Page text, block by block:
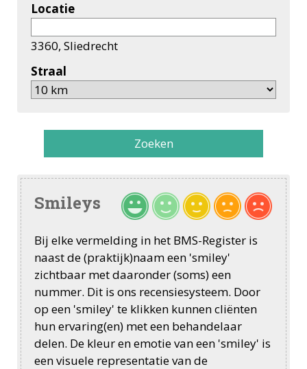
Locatie
3360, Sliedrecht
Straal
Zoeken
Smileys
Bij elke vermelding in het BMS-Register is
naast de (praktijk)naam een 'smiley'
zichtbaar met daaronder (soms) een
nummer. Dit is ons recensiesysteem. Door
op een 'smiley' te klikken kunnen cliënten
hun ervaring(en) met een behandelaar
delen. De kleur en emotie van een 'smiley' is
een visuele representatie van de